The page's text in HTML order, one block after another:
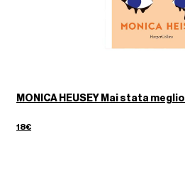
MONICA HEUSEY Mai stata meglio
18€